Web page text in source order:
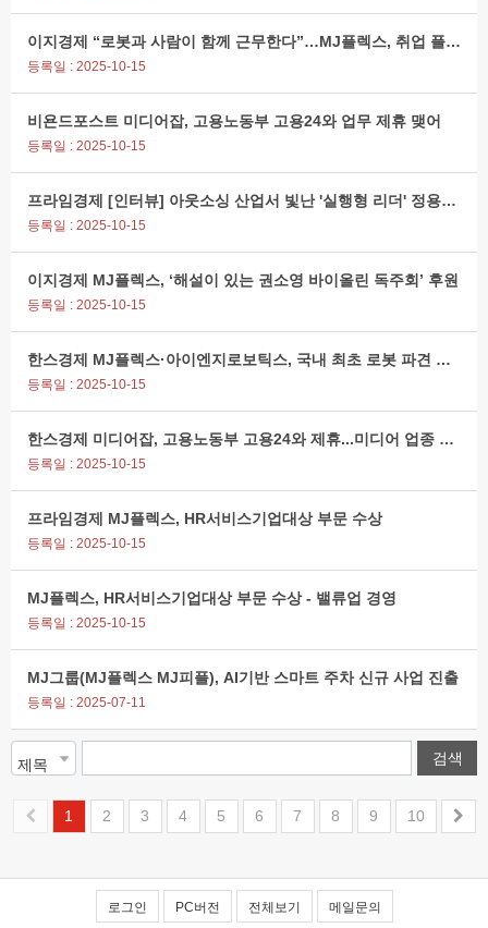
이지경제 “로봇과 사람이 함께 근무한다”…MJ플렉스, 취업 플랫폼 진화 선언
등록일 : 2025-10-15
비욘드포스트 미디어잡, 고용노동부 고용24와 업무 제휴 맺어
등록일 : 2025-10-15
프라임경제 [인터뷰] 아웃소싱 산업서 빛난 '실행형 리더' 정용희 MJ플렉스 전무
등록일 : 2025-10-15
이지경제 MJ플렉스, ‘해설이 있는 권소영 바이올린 독주회’ 후원
등록일 : 2025-10-15
한스경제 MJ플렉스·아이엔지로보틱스, 국내 최초 로봇 파견 서비스 MOU
등록일 : 2025-10-15
한스경제 미디어잡, 고용노동부 고용24와 제휴...미디어 업종 채용정보 확장
등록일 : 2025-10-15
프라임경제 MJ플렉스, HR서비스기업대상 부문 수상
등록일 : 2025-10-15
MJ플렉스, HR서비스기업대상 부문 수상 - 밸류업 경영
등록일 : 2025-10-15
MJ그룹(MJ플렉스 MJ피플), AI기반 스마트 주차 신규 사업 진출
등록일 : 2025-07-11
1 2 3 4 5 6 7 8 9 10
로그인 PC버전 전체보기 메일문의